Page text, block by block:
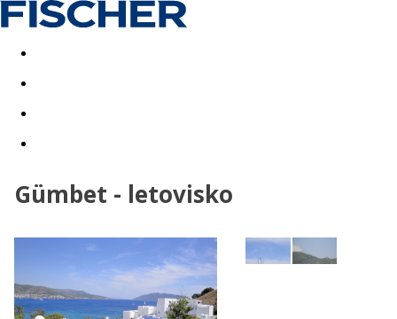
Akční nabídky Last minute
Gümbet - letovisko